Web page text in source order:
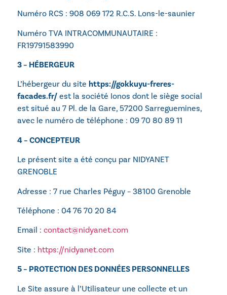
Numéro RCS : 908 069 172 R.C.S. Lons-le-saunier
Numéro TVA INTRACOMMUNAUTAIRE :
FR19791583990
3 – HÉBERGEUR
L’hébergeur du site https://gokkuyu-freres-
facades.fr/est la société Ionos dont le siège social
est situé au 7 Pl. de la Gare, 57200 Sarreguemines,
avec le numéro de téléphone : 09 70 80 89 11
4 – CONCEPTEUR
Le présent site a été conçu par NIDYANET
GRENOBLE
Adresse : 7 rue Charles Péguy – 38100 Grenoble
Téléphone : 04 76 70 20 84
Email : contact@nidyanet.com
Site : https://nidyanet.com
5 – PROTECTION DES DONNÉES PERSONNELLES
Le Site assure à l’Utilisateur une collecte et un